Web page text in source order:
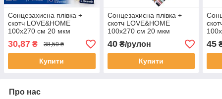
Сонцезахисна плівка +
скотч LOVE&HOME
100х270 см 20 мкм
(LH100270R)
30,87 ₴ 38,59 ₴
Купити
Сонцезахисна плівка +
скотч LOVE&HOME
100х270 см 20 мкм
(LH100270R)
40₴/рулон
Купити
45
Про нас